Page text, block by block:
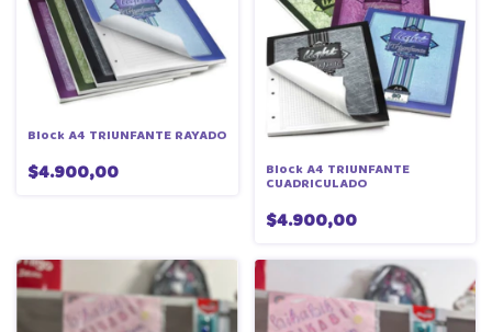
Block A4 TRIUNFANTE RAYADO
$4.900,00 Block A4 TRIUNFANTE
CUADRICULADO
$4.900,00